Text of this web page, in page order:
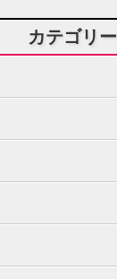
カテゴリー